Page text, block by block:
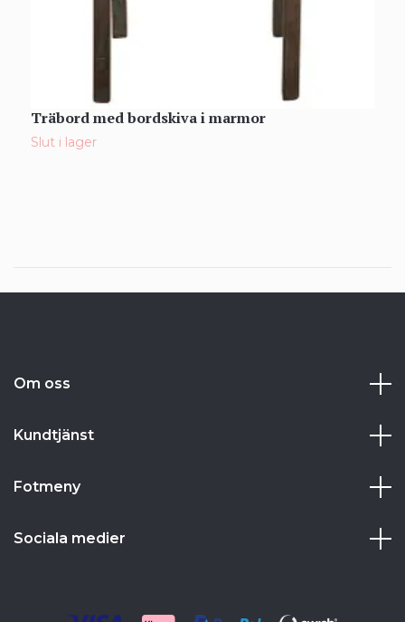
Träbord med bordskiva i marmor
Slut i lager
Om oss
Kundtjänst
Fotmeny
Sociala medier